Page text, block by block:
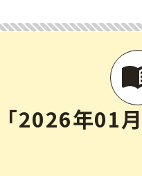
「2026年01